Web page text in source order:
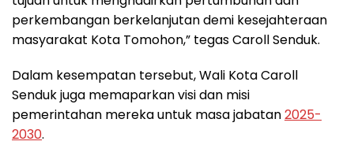
perkembangan berkelanjutan demi kesejahteraan
masyarakat Kota Tomohon,” tegas Caroll Senduk.
Dalam kesempatan tersebut, Wali Kota Caroll
Senduk juga memaparkan visi dan misi
pemerintahan mereka untuk masa jabatan2025-
2030.